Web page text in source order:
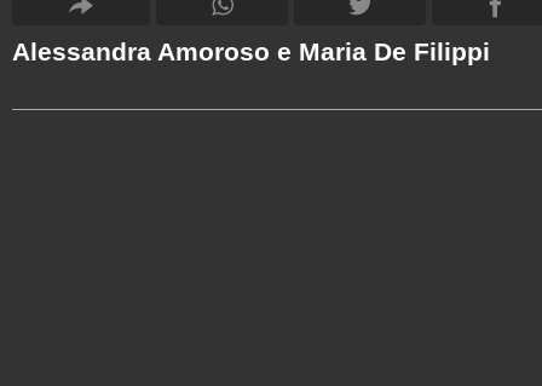
Alessandra Amoroso e Maria De Filippi